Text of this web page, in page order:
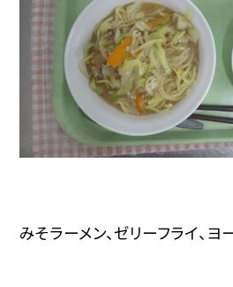
みそラーメン、ゼリーフライ、ヨ